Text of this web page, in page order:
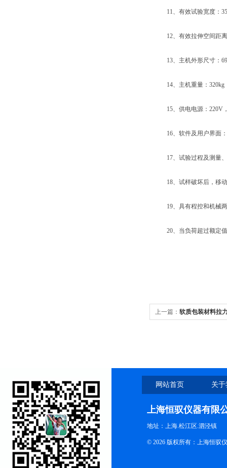
11、有效试验宽度：
12、有效拉伸空间距离
13、主机外形尺寸：
14、主机重量：320kg
15、供电电源：220V，
16、软件及用户界面：
17、试验过程及测量、
18、试样破坏后，移动
19、具有程控和机械两
20、当负荷超过额定值
上一篇： 软质包装材料拉
网站首页 关
上海恒驭仪器有限
地址：上海.松江区.泗泾镇
© 2026 版权所有：上海恒驭